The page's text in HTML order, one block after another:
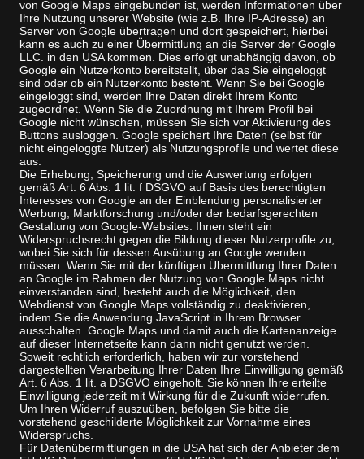
von Google Maps eingebunden ist, werden Informationen über
Ihre Nutzung unserer Website (wie z.B. Ihre IP-Adresse) an
Server von Google übertragen und dort gespeichert, hierbei
kann es auch zu einer Übermittlung an die Server der Google
LLC. in den USA kommen. Dies erfolgt unabhängig davon, ob
Google ein Nutzerkonto bereitstellt, über das Sie eingeloggt
sind oder ob ein Nutzerkonto besteht. Wenn Sie bei Google
eingeloggt sind, werden Ihre Daten direkt Ihrem Konto
zugeordnet. Wenn Sie die Zuordnung mit Ihrem Profil bei
Google nicht wünschen, müssen Sie sich vor Aktivierung des
Buttons ausloggen. Google speichert Ihre Daten (selbst für
nicht eingeloggte Nutzer) als Nutzungsprofile und wertet diese
aus.
Die Erhebung, Speicherung und die Auswertung erfolgen
gemäß Art. 6 Abs. 1 lit. f DSGVO auf Basis des berechtigten
Interesses von Google an der Einblendung personalisierter
Werbung, Marktforschung und/oder der bedarfsgerechten
Gestaltung von Google-Websites. Ihnen steht ein
Widerspruchsrecht gegen die Bildung dieser Nutzerprofile zu,
wobei Sie sich für dessen Ausübung an Google wenden
müssen. Wenn Sie mit der künftigen Übermittlung Ihrer Daten
an Google im Rahmen der Nutzung von Google Maps nicht
einverstanden sind, besteht auch die Möglichkeit, den
Webdienst von Google Maps vollständig zu deaktivieren,
indem Sie die Anwendung JavaScript in Ihrem Browser
ausschalten. Google Maps und damit auch die Kartenanzeige
auf dieser Internetseite kann dann nicht genutzt werden.
Soweit rechtlich erforderlich, haben wir zur vorstehend
dargestellten Verarbeitung Ihrer Daten Ihre Einwilligung gemäß
Art. 6 Abs. 1 lit. a DSGVO eingeholt. Sie können Ihre erteilte
Einwilligung jederzeit mit Wirkung für die Zukunft widerrufen.
Um Ihren Widerruf auszuüben, befolgen Sie bitte die
vorstehend geschilderte Möglichkeit zur Vornahme eines
Widerspruchs.
Für Datenübermittlungen in die USA hat sich der Anbieter dem